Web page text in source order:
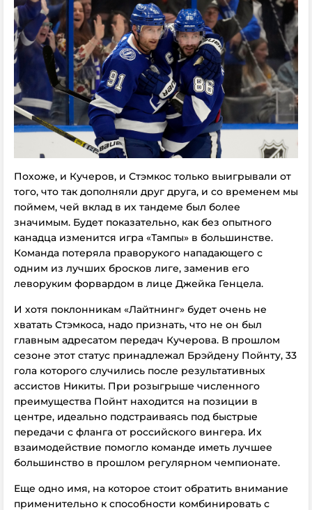
Похоже, и Кучеров, и Стэмкос только выигрывали от
того, что так дополняли друг друга, и со временем мы
поймем, чей вклад в их тандеме был более
значимым. Будет показательно, как без опытного
канадца изменится игра «Тампы» в большинстве.
Команда потеряла праворукого нападающего с
одним из лучших бросков лиге, заменив его
леворуким форвардом в лице Джейка Генцела.
И хотя поклонникам «Лайтнинг» будет очень не
хватать Стэмкоса, надо признать, что не он был
главным адресатом передач Кучерова. В прошлом
сезоне этот статус принадлежал Брэйдену Пойнту, 33
гола которого случились после результативных
ассистов Никиты. При розыгрыше численного
преимущества Пойнт находится на позиции в
центре, идеально подстраиваясь под быстрые
передачи с фланга от российского вингера. Их
взаимодействие помогло команде иметь лучшее
большинство в прошлом регулярном чемпионате.
Еще одно имя, на которое стоит обратить внимание
применительно к способности комбинировать с